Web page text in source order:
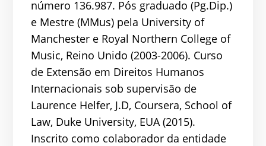
número 136.987. Pós graduado (Pg.Dip.)
e Mestre (MMus) pela University of
Manchester e Royal Northern College of
Music, Reino Unido (2003-2006). Curso
de Extensão em Direitos Humanos
Internacionais sob supervisão de
Laurence Helfer, J.D, Coursera, School of
Law, Duke University, EUA (2015).
Inscrito como colaborador da entidade